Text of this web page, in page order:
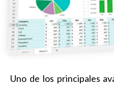
Uno de los principales